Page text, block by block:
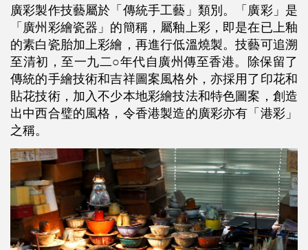
廣彩製作技藝屬於「傳統手工藝」類別。「廣彩」是
「廣州彩繪瓷器」的簡稱，屬釉上彩，即是在已上釉
的素白瓷胎加上彩繪，再進行低溫燒製。技藝可追溯
至清初，至一九二○年代自廣州傳至香港。除保留了
傳統的手繪技術和吉祥圖案風格外，亦採用了印花和
貼花技術，加入不少本地彩繪技法和特色圖案，創造
出中西合璧的風格，令香港製造的廣彩亦有「港彩」
之稱。